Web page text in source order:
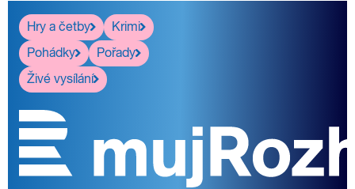
Hry a četby
Krimi
Pohádky
Pořady
Živé vysílání